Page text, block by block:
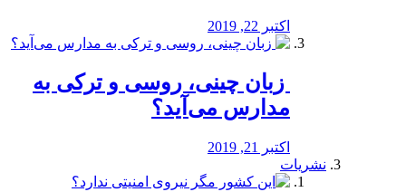
اکتبر 22, 2019
️ زبان چینی، روسی و ترکی به
مدارس می‌آید؟
اکتبر 21, 2019
نشریات